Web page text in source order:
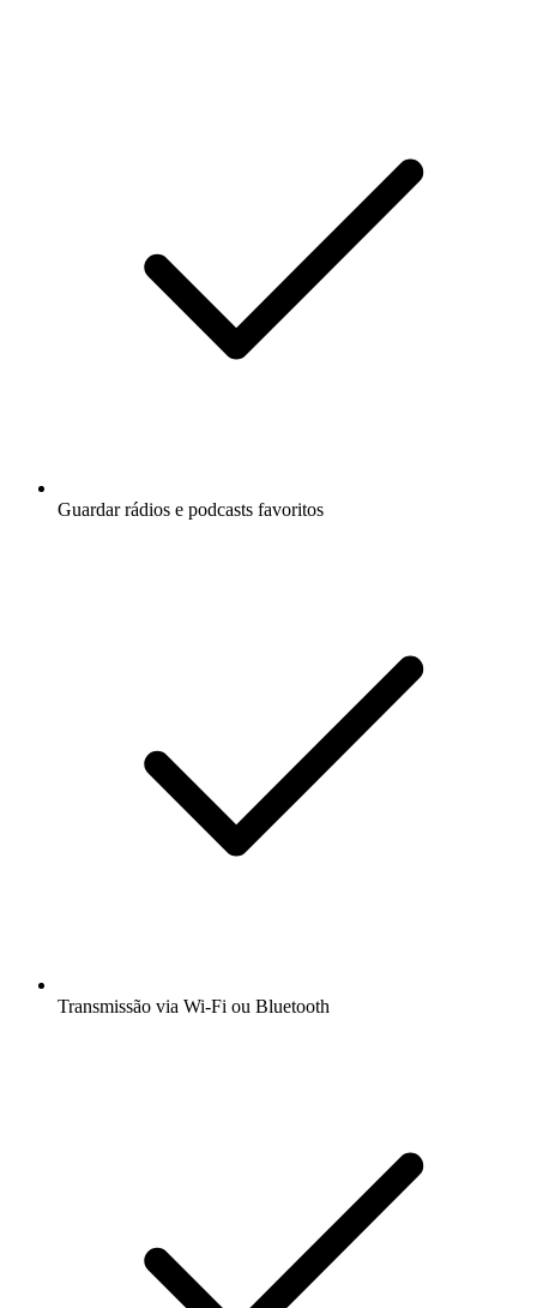
Guardar rádios e podcasts favoritos
Transmissão via Wi-Fi ou Bluetooth